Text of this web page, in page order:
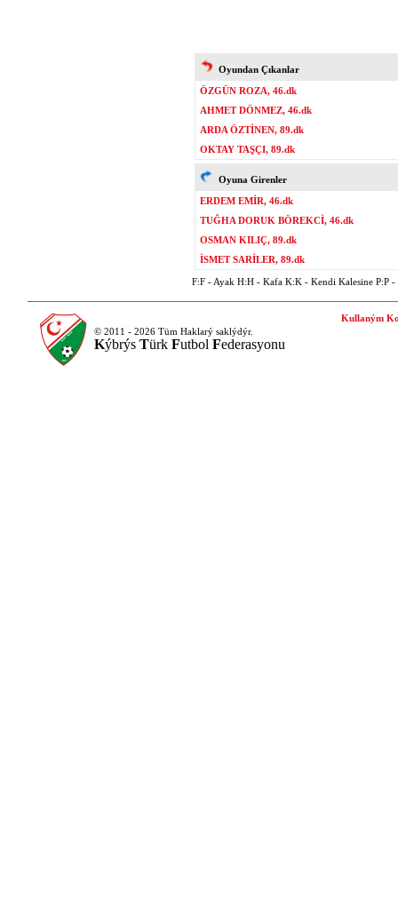
Oyundan Çıkanlar
ÖZGÜN ROZA, 46.dk
AHMET DÖNMEZ, 46.dk
ARDA ÖZTİNEN, 89.dk
OKTAY TAŞÇI, 89.dk
Oyuna Girenler
ERDEM EMİR, 46.dk
TUĞHA DORUK BÖREKCİ, 46.dk
OSMAN KILIÇ, 89.dk
İSMET SARİLER, 89.dk
F:F - Ayak H:H - Kafa K:K - Kendi Kalesine P:P -
© 2011 - 2026 Tüm Haklarý saklýdýr.
Kýbrýs Türk Futbol Federasyonu
Kullaným